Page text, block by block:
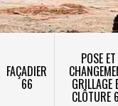
FAÇADIER
66
POSE ET
GRILLAGE
CLÔTURE